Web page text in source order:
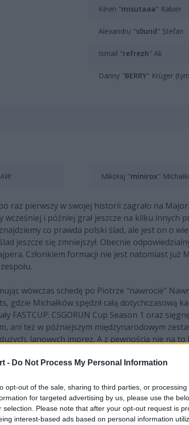
- Do Not Process My Personal Information
opt-out of the sale, sharing to third parties, or
for targeted advertising by us, please use the
selection. Please note that after your opt-out request is
interest-based ads based on personal information
Kévin "misutaaa" Rabier
Alexandru "s0und" Ștefan
Ismail "refrezh" Ali
Danny "BERRY" Krüger
Mikołaj "minirox"
raz pierwszy w swojej historii zagrało na
wcześniej i później grał jeszcze na kilku innych
co prawda polski ślad, ale jest on o
jeszcze się zmniejszył. Obecnie
Członkiem formacji nie jest natomiast już
wówczas schedę po Piotrze "nawrocie"
Michałków spędził całą dotychczasową
FASTCUP: CSGORUN Cup Season 1 oraz
ani też w późniejszym międzynarodowym
lanowych imprez. A z pewnością nie na to